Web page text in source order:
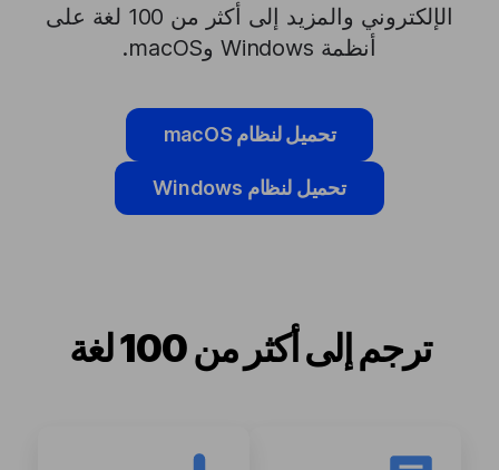
الإلكتروني والمزيد إلى أكثر من 100 لغة على
أنظمة Windows وmacOS.
تحميل لنظام macOS
تحميل لنظام Windows
ترجم إلى أكثر من 100 لغة